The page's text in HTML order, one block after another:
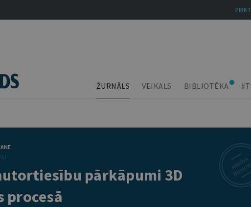
ŽURNĀLS VEIKALS BIBLIOTĒKA
pārkāpumi 3D
procesā
PIRKT